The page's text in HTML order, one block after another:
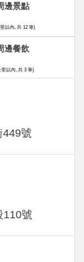
號
110號
邊景點
以內, 共 12 筆)
邊餐飲
里以內, 共 3 筆)